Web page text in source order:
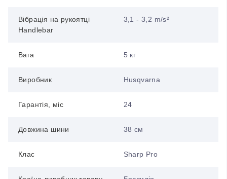
Вібрація на рукоятці
Handlebar
3,1 - 3,2 m/s²
Вага 5 кг
Виробник Husqvarna
Гарантія, міс 24
Довжина шини 38 см
Клас Sharp Pro